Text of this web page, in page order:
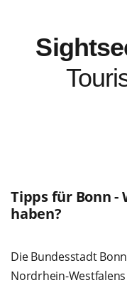
Tipps für Bonn -
haben?
Die Bundesstadt
Nordrhein-